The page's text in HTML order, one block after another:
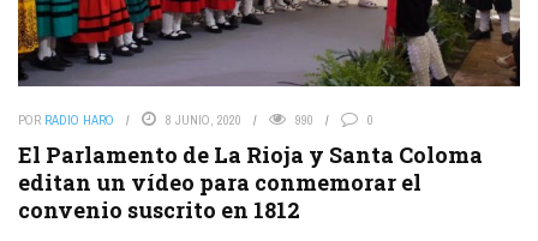
POR RADIO HARO 8 JUNIO, 2020 990 0
El Parlamento de La Rioja y Santa Coloma
editan un vídeo para conmemorar el
convenio suscrito en 1812